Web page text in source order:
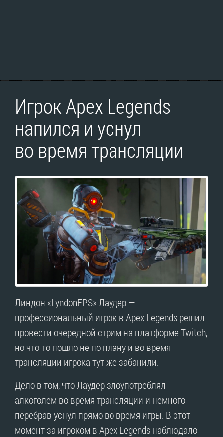
Игрок Apex Legends
напился и уснул
во время трансляции
Линдон «LyndonFPS» Лаудер —
профессиональный игрок в Apex Legends решил
провести очередной стрим на платформе Twitch,
но что-то пошло не по плану и во время
трансляции игрока тут же забанили.
Дело в том, что Лаудер злоупотреблял
алкоголем во время трансляции и немного
перебрав уснул прямо во время игры. В этот
момент за игроком в Apex Legends наблюдало